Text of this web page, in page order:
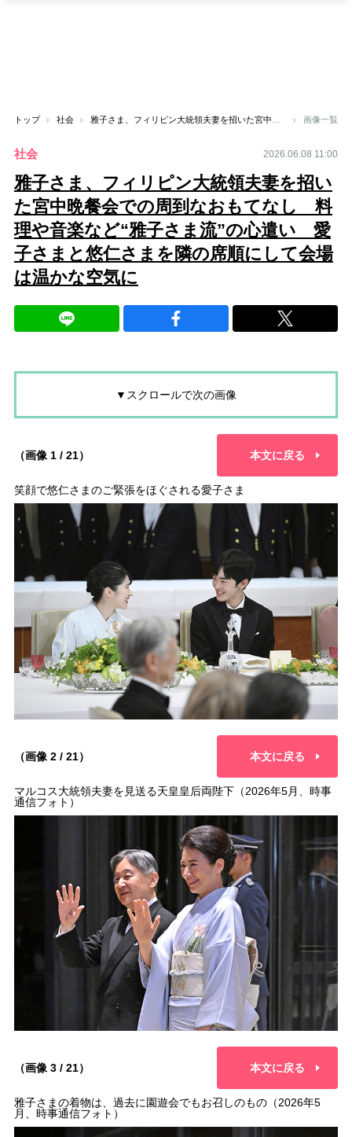
トップ 社会 画像一覧
社会 2026.06.08 11:00
雅子さま、フィリピン大統領夫妻を招い
た宮中晩餐会での周到なおもてなし 料
理や音楽など“雅子さま流”の心遣い 愛
子さまと悠仁さまを隣の席順にして会場
は温かな空気に
▼スクロールで次の画像
（画像 1 / 21） 本文に戻る
笑顔で悠仁さまのご緊張をほぐされる愛子さま
（画像 2 / 21） 本文に戻る
マルコス大統領夫妻を見送る天皇皇后両陛下（2026年5月、時事
通信フォト）
（画像 3 / 21） 本文に戻る
雅子さまの着物は、過去に園遊会でもお召しのもの（2026年5
月、時事通信フォト）